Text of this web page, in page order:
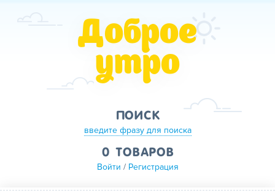
Доброе
утро
ПОИСК
введите фразу для поиска
0 ТОВАРОВ
Войти / Регистрация